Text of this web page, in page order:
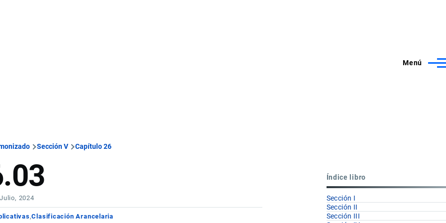
Menú
Sección V Capítulo 26
2024
Clasificación Arancelaria
Índice libro
Sección I
Sección II
Sección III